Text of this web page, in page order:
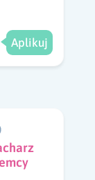
Aplikuj